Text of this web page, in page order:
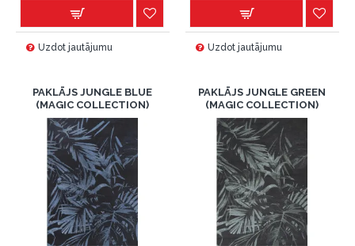
Uzdot jautājumu Uzdot jautājumu
PAKLĀJS JUNGLE BLUE
(MAGIC COLLECTION)
PAKLĀJS JUNGLE GREEN
(MAGIC COLLECTION)